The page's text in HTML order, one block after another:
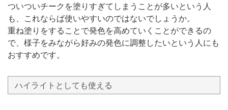
ついついチークを塗りすぎてしまうことが多いという人
も、これならば使いやすいのではないでしょうか。
重ね塗りをすることで発色を高めていくことができるの
で、様子をみながら好みの発色に調整したいという人にも
おすすめです。
ハイライトとしても使える